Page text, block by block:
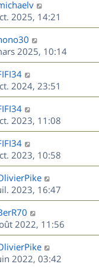
2025, 14:21
2025, 10:14
2024, 23:51
2023, 11:08
2023, 10:58
2023, 16:47
2022, 11:56
2022, 03:42